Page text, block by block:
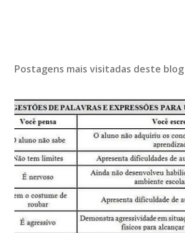
Postagens mais visitadas deste blog